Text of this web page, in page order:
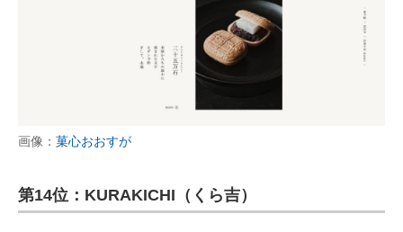
画像： 菓心おおすが
第14位：KURAKICHI（くら吉）